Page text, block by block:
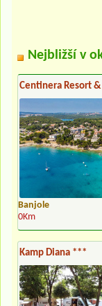
Nejbližší v
Centinera Resort
Banjole
0Km
Kamp Diana ***